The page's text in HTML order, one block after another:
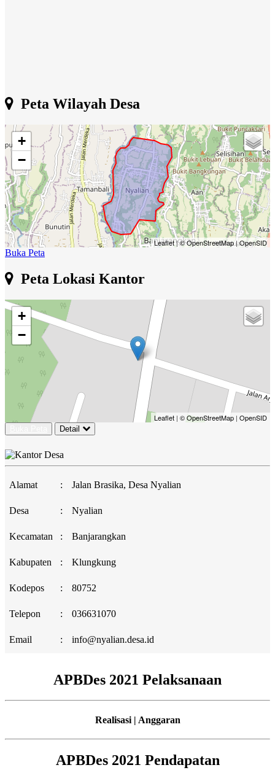
Peta Wilayah Desa
+
−
Leaflet|© OpenStreetMap|OpenSID
Buka Peta
Peta Lokasi Kantor
+
−
Leaflet | © OpenStreetMap | OpenSID
Detail
Alamat : Jalan Brasika, Desa Nyalian
Desa : Nyalian
Kecamatan : Banjarangkan
Kabupaten : Klungkung
Kodepos : 80752
Telepon : 036631070
Email : info@nyalian.desa.id
APBDes 2021 Pelaksanaan
Realisasi | Anggaran
APBDes 2021 Pendapatan